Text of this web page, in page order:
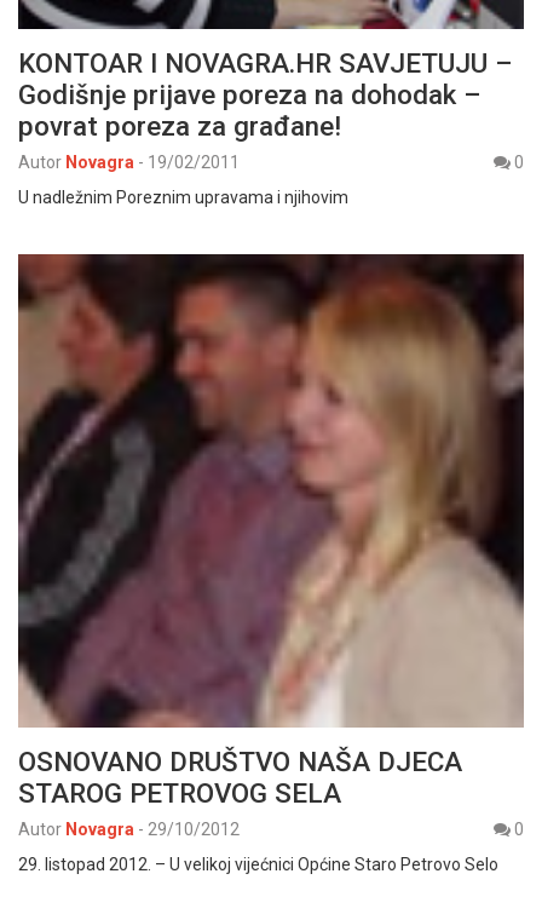
KONTOAR I NOVAGRA.HR SAVJETUJU –
Godišnje prijave poreza na dohodak –
povrat poreza za građane!
Autor Novagra - 19/02/2011
0
U nadležnim Poreznim upravama i njihovim
OSNOVANO DRUŠTVO NAŠA DJECA
STAROG PETROVOG SELA
Autor Novagra - 29/10/2012
0
29. listopad 2012. – U velikoj vijećnici Općine Staro Petrovo Selo